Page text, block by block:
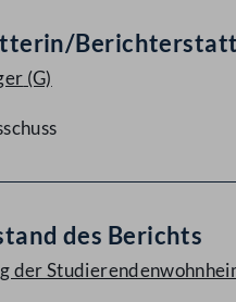
(G)
des Berichts
der